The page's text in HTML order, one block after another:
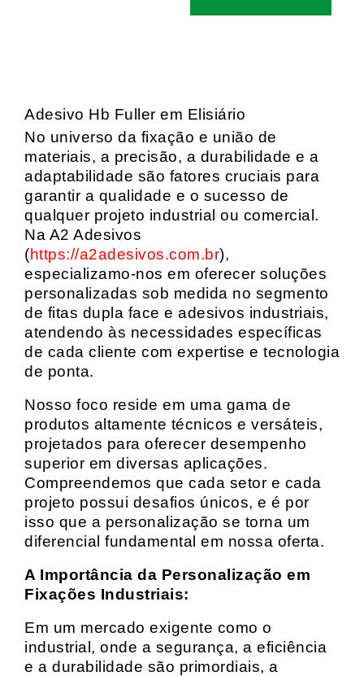
Adesivo Hb Fuller em Elisiário
No universo da fixação e união de
materiais, a precisão, a durabilidade e a
adaptabilidade são fatores cruciais para
garantir a qualidade e o sucesso de
qualquer projeto industrial ou comercial.
Na A2 Adesivos
(https://a2adesivos.com.br),
especializamo-nos em oferecer soluções
personalizadas sob medida no segmento
de fitas dupla face e adesivos industriais,
atendendo às necessidades específicas
de cada cliente com expertise e tecnologia
de ponta.
Nosso foco reside em uma gama de
produtos altamente técnicos e versáteis,
projetados para oferecer desempenho
superior em diversas aplicações.
Compreendemos que cada setor e cada
projeto possui desafios únicos, e é por
isso que a personalização se torna um
diferencial fundamental em nossa oferta.
A Importância da Personalização em
Fixações Industriais:
Em um mercado exigente como o
industrial, onde a segurança, a eficiência
e a durabilidade são primordiais, a